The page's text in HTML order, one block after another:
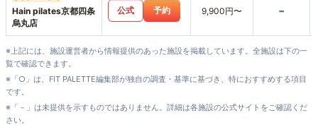
Hain pilates京都四条
烏丸店
公式 予約 9,900円〜 -
※上記には、施設運営者から情報提供のあった施設を掲載しています。全施設は下の一
覧で確認できます。
※「○」は、FIT PALETTE編集部が独自の調査・基準に基づき、特におすすめする項目
です。
※「－」は未提供を示すものではありません。詳細は各施設の公式サイトをご確認くだ
さい。